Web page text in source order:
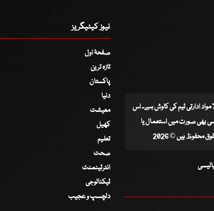
مواد ادارتی ٹیم کی کاوش ہے۔ اس
بھی صورت میں استعمال یا
محفوظ ہیں © 2026
نیوز کیٹیگریز
صفحۂ اول
تازہ ترین
پاکستان
دنیا
معیشت
کھیل
تعلیم
صحت
انٹرٹینمنٹ
ٹیکنالوجی
دلچسپ و عجیب